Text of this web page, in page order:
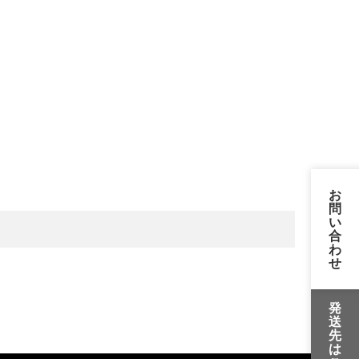
お
問
い
合
わ
せ
発
送
先
は